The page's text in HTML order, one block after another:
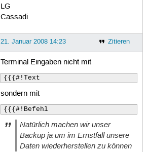
LG
Cassadi
Zitieren
21. Januar 2008 14:23
Terminal Eingaben nicht mit
{{{#!Text
sondern mit
{{{#!Befehl
Natürlich machen wir unser
Backup ja um im Ernstfall unsere
Daten wiederherstellen zu können